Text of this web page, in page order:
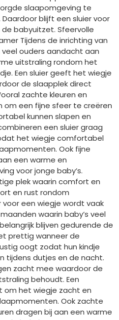
slaapomgeving te
blijft een sluier voor
babyuitzet. Sfeervolle
Tijdens de inrichting van
ouders aandacht aan
uitstraling rondom het
Een sluier geeft het wiegje
de slaapplek direct
zachte kleuren en
om een fijne sfeer te creëren
kunnen slapen en
een sluier graag
het wiegje comfortabel
Ook fijne
een warme en
voor jonge baby’s.
plek waarin comfort en
en rust rondom
een wiegje wordt vaak
waarin baby’s veel
blijven gedurende de
prettig wanneer de
oogt zodat hun kindje
tijdens dutjes en de nacht.
zacht mee waardoor de
behoudt. Een
het wiegje zacht en
Ook zachte
dragen bij aan een warme